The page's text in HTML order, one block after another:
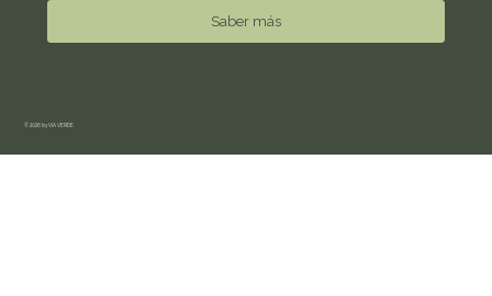
Saber más
© 2026 by VIA VERDE.